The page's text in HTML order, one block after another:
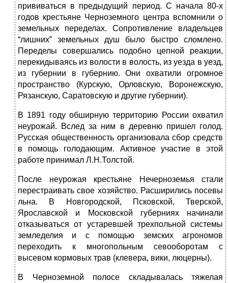
прививаться в предыдущий период. С начала 80-х
годов крестьяне Черноземного центра вспомнили о
земельных переделах. Сопротивление владельцев
“лишних” земельных душ было быстро сломлено.
Переделы совершались подобно цепной реакции,
перекидываясь из волости в волость, из уезда в уезд,
из губернии в губернию. Они охватили огромное
пространство (Курскую, Орловскую, Воронежскую,
Рязанскую, Саратовскую и другие губернии).
В 1891 году обширную территорию России охватил
неурожай. Вслед за ним в деревню пришел голод.
Русская общественность организовала сбор средств
в помощь голодающим. Активное участие в этой
работе принимал Л.Н.Толстой.
После неурожая крестьяне Нечерноземья стали
перестраивать свое хозяйство. Расширились посевы
льна. В Новгородской, Псковской, Тверской,
Ярославской и Московской губерниях начинали
отказываться от устаревшей трехпольной системы
земледелия и с помощью земских агрономов
переходить к многопольным севооборотам с
высевом кормовых трав (клевера, вики, люцерны).
В Черноземной полосе складывалась тяжелая